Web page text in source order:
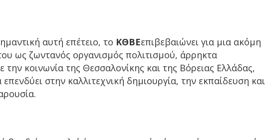
αυτή επέτειο, το ΚΘΒΕεπιβεβαιώνει για μια ακόμη
ως ζωντανός οργανισμός πολιτισμού, άρρηκτα
την κοινωνία της Θεσσαλονίκης και της Βόρειας Ελλάδας,
επενδύει στην καλλιτεχνική δημιουργία, την εκπαίδευση και